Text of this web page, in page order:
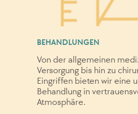
BEHANDLUNGEN
Von der allgemeinen
Versorgung bis hin zu
Eingriffen bieten wir eine
Behandlung in
Atmosphäre.